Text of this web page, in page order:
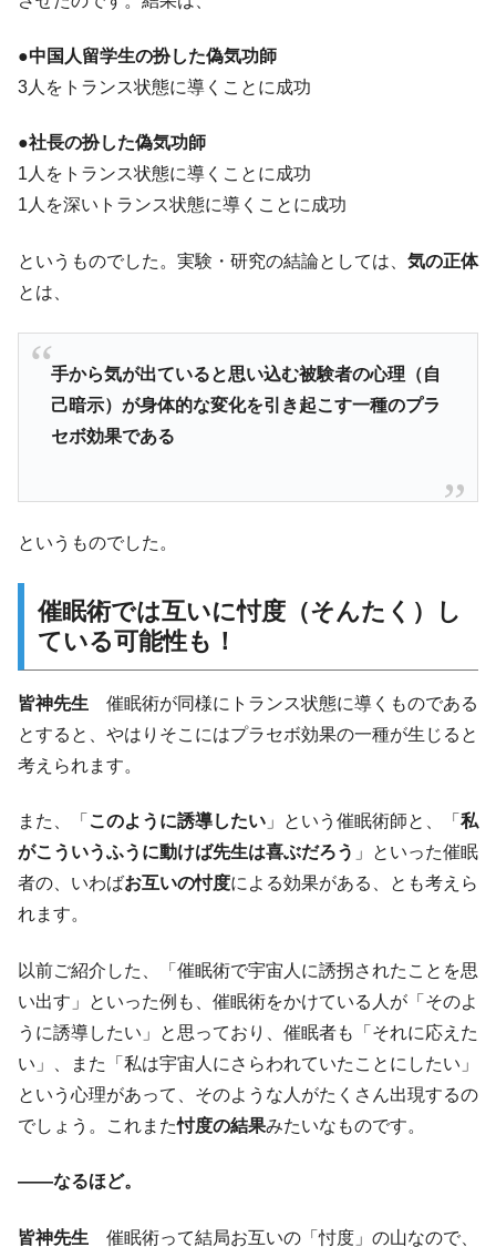
●中国人留学生の扮した偽気功師
3人をトランス状態に導くことに成功
●社長の扮した偽気功師
1人をトランス状態に導くことに成功
1人を深いトランス状態に導くことに成功
というものでした。実験・研究の結論としては、 気の正体
とは、
手から気が出ていると思い込む被験者の心理（自
己暗示）が身体的な変化を引き起こす一種のプラ
セボ効果である
というものでした。
催眠術では互いに忖度（そんたく）し
ている可能性も！
皆神先生 催眠術が同様にトランス状態に導くものである
とすると、やはりそこにはプラセボ効果の一種が生じると
考えられます。
また、「 このように誘導したい 」という催眠術師と、「 私
がこういうふうに動けば先生は喜ぶだろう 」といった催眠
者の、いわばお互いの忖度による効果がある、とも考えら
れます。
以前ご紹介した、「催眠術で宇宙人に誘拐されたことを思
い出す」といった例も、催眠術をかけている人が「そのよ
うに誘導したい」と思っており、催眠者も「それに応えた
い」、また「私は宇宙人にさらわれていたことにしたい」
という心理があって、そのような人がたくさん出現するの
でしょう。これまた忖度の結果みたいなものです。
――なるほど。
皆神先生 催眠術って結局お互いの「忖度」の山なので、